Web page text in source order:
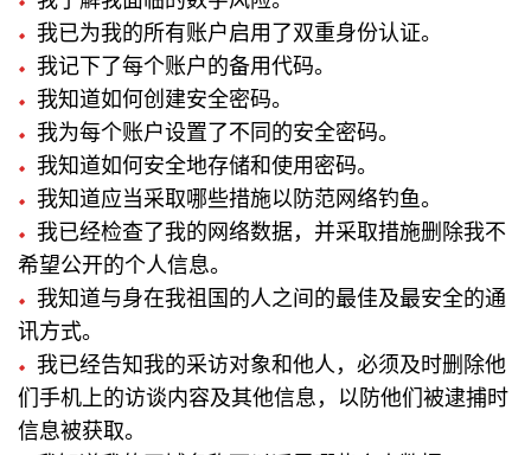
我已为我的所有账户启用了双重身份认证。
我记下了每个账户的备用代码。
我知道如何创建安全密码。
我为每个账户设置了不同的安全密码。
我知道如何安全地存储和使用密码。
我知道应当采取哪些措施以防范网络钓鱼。
我已经检查了我的网络数据，并采取措施删除我不
希望公开的个人信息。
我知道与身在我祖国的人之间的最佳及最安全的通
讯方式。
我已经告知我的采访对象和他人，必须及时删除他
们手机上的访谈内容及其他信息，以防他们被逮捕时
信息被获取。